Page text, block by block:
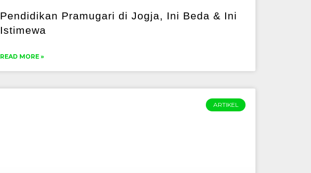
Pendidikan Pramugari di Jogja, Ini Beda & Ini
Istimewa
READ MORE »
ARTIKEL